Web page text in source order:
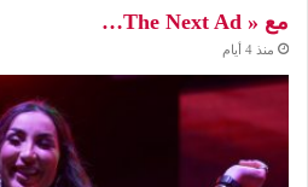
مع « The Next Ad…
منذ 4 أيام